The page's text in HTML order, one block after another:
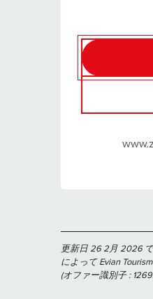
更新日 26 2月 2026
によって Evian
(オファー識別子 :